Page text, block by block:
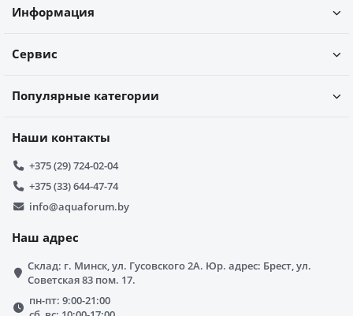
Информация
Сервис
Популярные категории
Наши контакты
+375 (29) 724-02-04
+375 (33) 644-47-74
info@aquaforum.by
Наш адрес
Склад: г. Минск, ул. Гусовского 2А. Юр. адрес: Брест, ул.
Советская 83 пом. 17.
пн-пт: 9:00-21:00